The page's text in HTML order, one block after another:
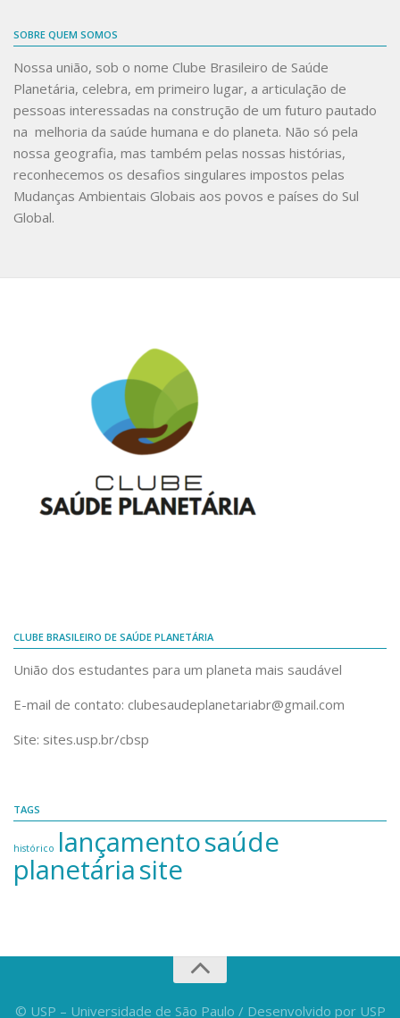
SOBRE QUEM SOMOS
Nossa união, sob o nome Clube Brasileiro de Saúde
Planetária, celebra, em primeiro lugar, a articulação de
pessoas interessadas na construção de um futuro pautado
na melhoria da saúde humana e do planeta. Não só pela
nossa geografia, mas também pelas nossas histórias,
reconhecemos os desafios singulares impostos pelas
Mudanças Ambientais Globais aos povos e países do Sul
Global.
CLUBE BRASILEIRO DE SAÚDE PLANETÁRIA
União dos estudantes para um planeta mais saudável
E-mail de contato: clubesaudeplanetariabr@gmail.com
Site: sites.usp.br/cbsp
TAGS
histórico lançamentosaúde
planetáriasite
© USP – Universidade de São Paulo / Desenvolvido por USP